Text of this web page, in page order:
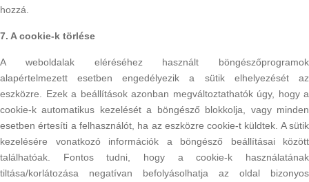
hozzá.
7. A cookie-k törlése
A weboldalak eléréséhez használt böngészőprogramok
alapértelmezett esetben engedélyezik a sütik elhelyezését az
eszközre. Ezek a beállítások azonban megváltoztathatók úgy, hogy a
cookie-k automatikus kezelését a böngésző blokkolja, vagy minden
esetben értesíti a felhasználót, ha az eszközre cookie-t küldtek. A sütik
kezelésére vonatkozó információk a böngésző beállításai között
találhatóak. Fontos tudni, hogy a cookie-k használatának
tiltása/korlátozása negatívan befolyásolhatja az oldal bizonyos